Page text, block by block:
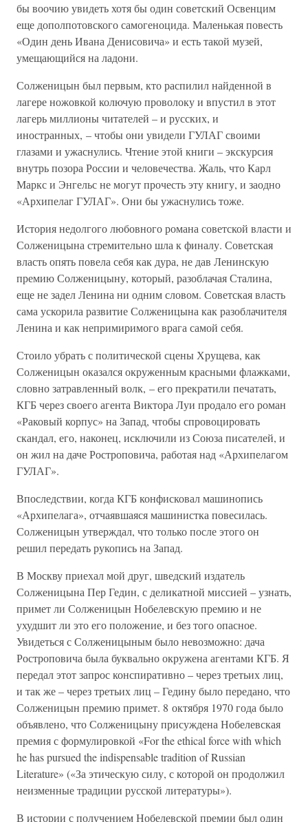
бы воочию увидеть хотя бы один советский Освенцим
еще дополпотовского самогеноцида. Маленькая повесть
«Один день Ивана Денисовича» и есть такой музей,
умещающийся на ладони.
Солженицын был первым, кто распилил найденной в
лагере ножовкой колючую проволоку и впустил в этот
лагерь миллионы читателей – и русских, и
иностранных, – чтобы они увидели ГУЛАГ своими
глазами и ужаснулись. Чтение этой книги – экскурсия
внутрь позора России и человечества. Жаль, что Карл
Маркс и Энгельс не могут прочесть эту книгу, и заодно
«Архипелаг ГУЛАГ». Они бы ужаснулись тоже.
История недолгого любовного романа советской власти и
Солженицына стремительно шла к финалу. Советская
власть опять повела себя как дура, не дав Ленинскую
премию Солженицыну, который, разоблачая Сталина,
еще не задел Ленина ни одним словом. Советская власть
сама ускорила развитие Солженицына как разоблачителя
Ленина и как непримиримого врага самой себя.
Стоило убрать с политической сцены Хрущева, как
Солженицын оказался окруженным красными флажками,
словно затравленный волк, – его прекратили печатать,
КГБ через своего агента Виктора Луи продало его роман
«Раковый корпус» на Запад, чтобы спровоцировать
скандал, его, наконец, исключили из Союза писателей, и
он жил на даче Ростроповича, работая над «Архипелагом
ГУЛАГ».
Впоследствии, когда КГБ конфисковал машинопись
«Архипелага», отчаявшаяся машинистка повесилась.
Солженицын утверждал, что только после этого он
решил передать рукопись на Запад.
В Москву приехал мой друг, шведский издатель
Солженицына Пер Гедин, с деликатной миссией – узнать,
примет ли Солженицын Нобелевскую премию и не
ухудшит ли это его положение, и без того опасное.
Увидеться с Солженицыным было невозможно: дача
Ростроповича была буквально окружена агентами КГБ. Я
передал этот запрос конспиративно – через третьих лиц,
и так же – через третьих лиц – Гедину было передано, что
Солженицын премию примет. 8 октября 1970 года было
объявлено, что Солженицыну присуждена Нобелевская
премия с формулировкой «For the ethical force with which
he has pursued the indispensable tradition of Russian
Literature» («За этическую силу, с которой он продолжил
неизменные традиции русской литературы»).
В истории с получением Нобелевской премии был один